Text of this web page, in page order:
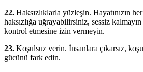
22. Haksızlıklarla yüzleşin. Hayatınızın
haksızlığa uğrayabilirsiniz, sessiz
kontrol etmesine izin vermeyin.
23. Koşulsuz verin. İnsanlara çıkarsız,
gücünü fark edin.